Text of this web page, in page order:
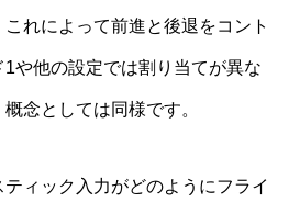
れによって前進と後退をコント
1や他の設定では割り当てが異な
念としては同様です。
ィック入力がどのようにフライ